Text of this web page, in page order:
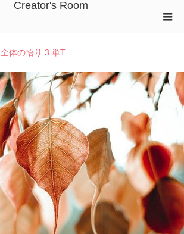
Creator's Room
全体の悟り 3 単T